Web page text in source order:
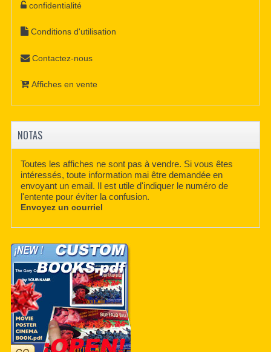
confidentialité
Conditions d'utilisation
Contactez-nous
Affiches en vente
NOTAS
Toutes les affiches ne sont pas à vendre. Si vous êtes
intéressés, toute information mai être demandée en
envoyant un email. Il est utile d'indiquer le numéro de
l'entente pour éviter la confusion.
Envoyez un courriel